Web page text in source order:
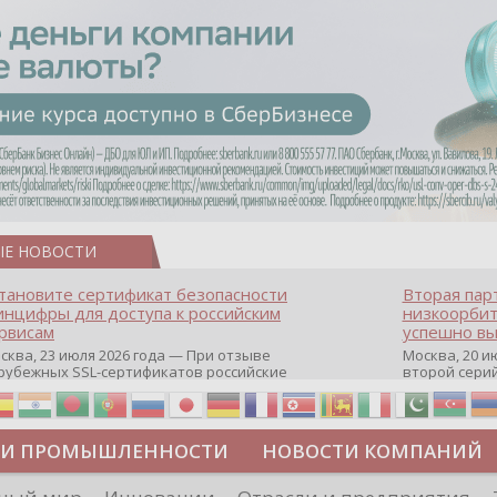
НОВОСТИ
сертификат безопасности
для доступа к российским
23 июля 2026 года — При отзыве
SSL-сертификатов российские
могут некорректно открываться в
браузерах (Google Chrome,
Edge и др.), а соединение с сервисами
ресурсы уже сообщили о
недоступности и ошибках при
из-за отзывов сертификатов
Вторая
успешно
Москва, 20
второй
аппаратов,
масштабной
интернет с
из
«Экономика
ПРОМЫШЛЕННОСТИ НОВОСТИ КОМПАНИЙ